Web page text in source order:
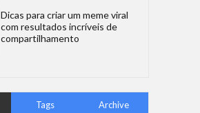
Dicas para criar um meme viral
com resultados incríveis de
compartilhamento
Tags Archive